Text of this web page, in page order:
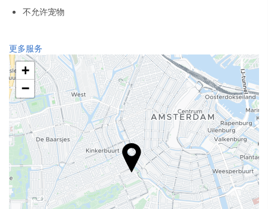
不允许宠物
接待服务
24小时前台
行李寄存
食品与饮品
单点餐厅
酒巴
商务设施
更多服务
+
−